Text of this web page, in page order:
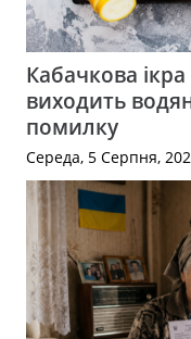
Кабачкова
виходить
помилку
Середа, 5 Серпня,